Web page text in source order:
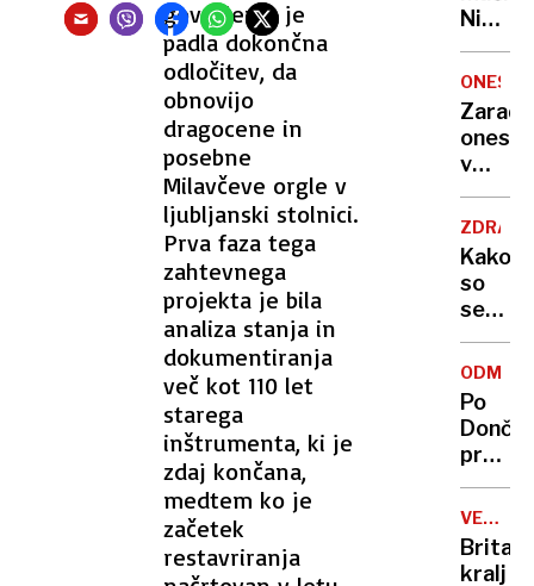
govorjenja je
padla dokončna
odločitev, da
obnovijo
dragocene in
posebne
Milavčeve orgle v
ljubljanski stolnici.
Prva faza tega
zahtevnega
projekta je bila
analiza stanja in
dokumentiranja
več kot 110 let
starega
inštrumenta, ki je
zdaj končana,
medtem ko je
začetek
restavriranja
Nikoli
nisem
da je
to v
moji
sploh
Zaradi
v
delu
voda
Kako
so
se
cilji
vlade
Po
Karma
je
psica,
Nico
VELIKA
kralj